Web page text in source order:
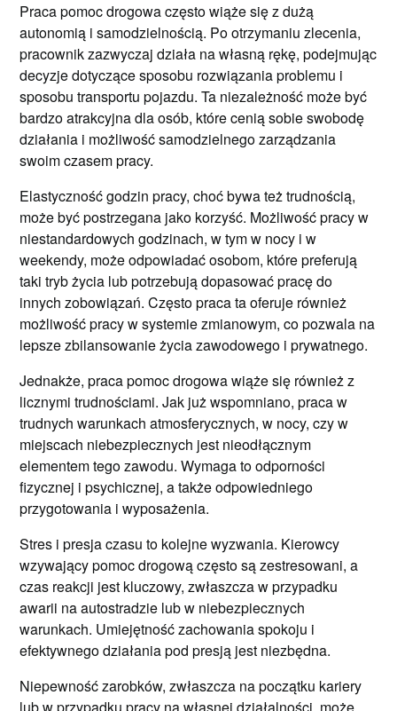
Praca pomoc drogowa często wiąże się z dużą
autonomią i samodzielnością. Po otrzymaniu zlecenia,
pracownik zazwyczaj działa na własną rękę, podejmując
decyzje dotyczące sposobu rozwiązania problemu i
sposobu transportu pojazdu. Ta niezależność może być
bardzo atrakcyjna dla osób, które cenią sobie swobodę
działania i możliwość samodzielnego zarządzania
swoim czasem pracy.
Elastyczność godzin pracy, choć bywa też trudnością,
może być postrzegana jako korzyść. Możliwość pracy w
niestandardowych godzinach, w tym w nocy i w
weekendy, może odpowiadać osobom, które preferują
taki tryb życia lub potrzebują dopasować pracę do
innych zobowiązań. Często praca ta oferuje również
możliwość pracy w systemie zmianowym, co pozwala na
lepsze zbilansowanie życia zawodowego i prywatnego.
Jednakże, praca pomoc drogowa wiąże się również z
licznymi trudnościami. Jak już wspomniano, praca w
trudnych warunkach atmosferycznych, w nocy, czy w
miejscach niebezpiecznych jest nieodłącznym
elementem tego zawodu. Wymaga to odporności
fizycznej i psychicznej, a także odpowiedniego
przygotowania i wyposażenia.
Stres i presja czasu to kolejne wyzwania. Kierowcy
wzywający pomoc drogową często są zestresowani, a
czas reakcji jest kluczowy, zwłaszcza w przypadku
awarii na autostradzie lub w niebezpiecznych
warunkach. Umiejętność zachowania spokoju i
efektywnego działania pod presją jest niezbędna.
Niepewność zarobków, zwłaszcza na początku kariery